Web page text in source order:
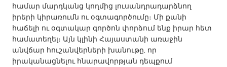
Baltimore, MD
Boston, MA
Burlingame-San Mateo, CA
Cass Clay
Chicago, IL
Cleveland, OH
Detroit, MI
Durham, NC
համար մարդկանց կողմից լուսանդրադարձնող
իրերի կիրառումն ու օգտագործումը։ Մի քանի
հաճելի ու օգտակար գործոն փորձում ենք իրար հետ
համատեղել։ Այն կլինի Հայաստանի առաջին
անվճար հուշանվերների խանութը, որ
իրականացնելու հնարավորթյան դեպքում